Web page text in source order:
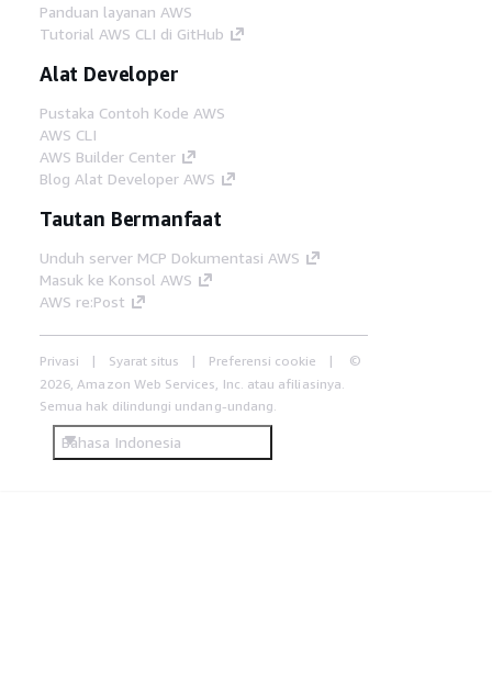
Panduan layanan AWS
Tutorial AWS CLI di GitHub
Alat Developer
Pustaka Contoh Kode AWS
AWS CLI
AWS Builder Center
Blog Alat Developer AWS
Tautan Bermanfaat
Unduh server MCP Dokumentasi AWS
Masuk ke Konsol AWS
AWS re:Post
Privasi Syarat situs Preferensi cookie
©
2026, Amazon Web Services, Inc. atau afiliasinya.
Semua hak dilindungi undang-undang.
Bahasa Indonesia